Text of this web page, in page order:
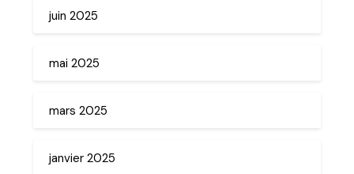
juin 2025
mai 2025
mars 2025
janvier 2025